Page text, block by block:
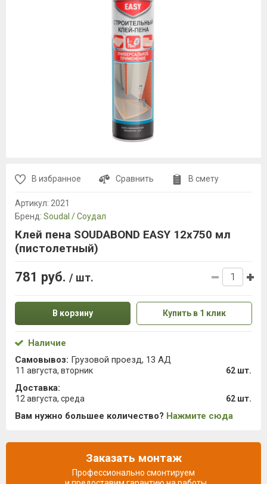
В избранное Сравнить В смету
Артикул: 2021
Бренд: Soudal / Соудал
Клей пена SOUDABOND EASY 12х750 мл
(пистолетный)
781 руб. / шт.
В корзину Купить в 1 клик
Наличие
Самовывоз: Грузовой проезд, 13 АД
11 августа, вторник 62 шт.
Доставка:
12 августа, среда 62 шт.
Вам нужно большее количество? Нажмите сюда
Заказать монтаж
Профессионально смонтируем